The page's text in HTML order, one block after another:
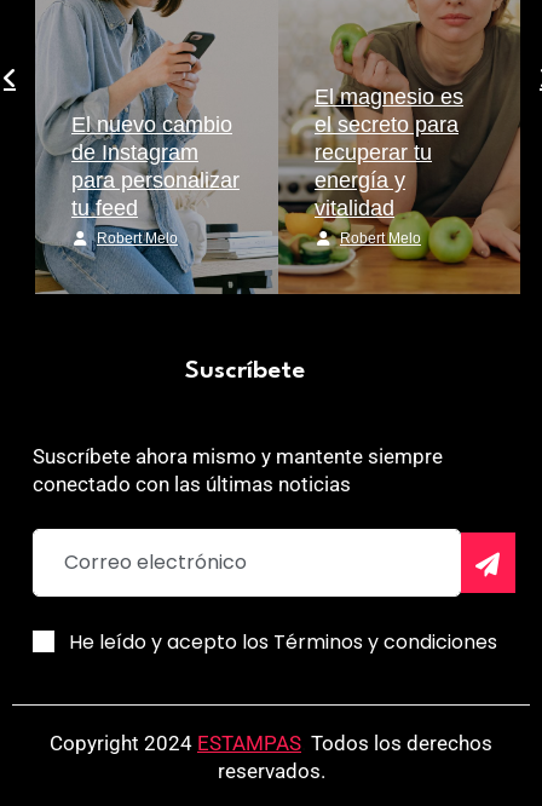
El nuevo cambio
de Instagram
para personalizar
tu feed
Robert Melo
El magnesio es
el secreto para
recuperar tu
energía y
vitalidad
Robert Melo
Suscríbete
Suscríbete ahora mismo y mantente siempre
conectado con las últimas noticias
He leído y acepto los Términos y condiciones
Copyright 2024 ESTAMPAS Todos los derechos
reservados.